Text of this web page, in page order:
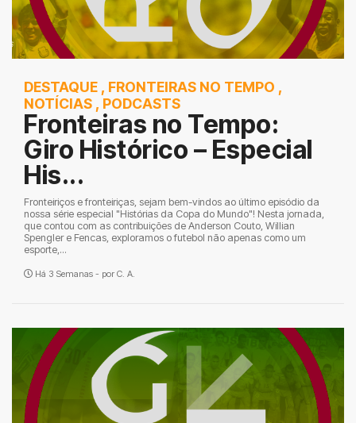
DESTAQUE , FRONTEIRAS NO TEMPO ,
NOTÍCIAS , PODCASTS
Fronteiras no Tempo:
Giro Histórico – Especial
His...
Fronteiriços e fronteiriças, sejam bem-vindos ao último episódio da
nossa série especial "Histórias da Copa do Mundo"! Nesta jornada,
que contou com as contribuições de Anderson Couto, Willian
Spengler e Fencas, exploramos o futebol não apenas como um
esporte,...
Há 3 Semanas - por C. A.